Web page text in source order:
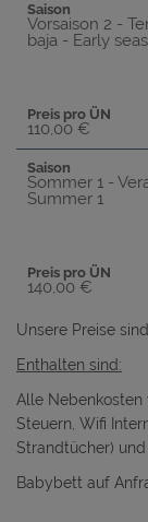
Saison
Vorsaison 2 -
baja - Early
Preis pro ÜN
110,00 €
Saison
Sommer 1 -
Summer 1
Preis pro ÜN
140,00 €
Unsere Preise
Enthalten sind:
Alle Nebenkosten
Steuern, Wifi
Strandtücher)
Babybett auf